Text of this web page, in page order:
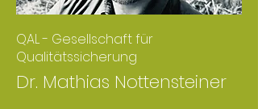
QAL - Gesellschaft für
Qualitätssicherung
Dr. Mathias Nottensteiner